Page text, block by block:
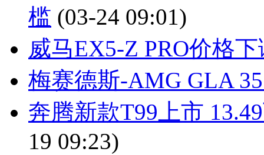
槛 (03-24 09:01)
威马EX5-Z PRO价格
梅赛德斯-AMG GLA
奔腾新款T99上市
19 09:23)